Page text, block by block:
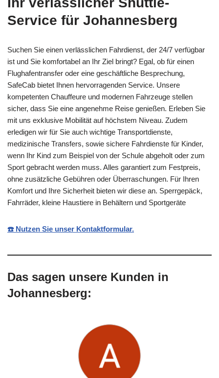
Service für Johannesberg
Suchen Sie einen verlässlichen Fahrdienst, der 24/7 verfügbar
ist und Sie komfortabel an Ihr Ziel bringt? Egal, ob für einen
Flughafentransfer oder eine geschäftliche Besprechung,
SafeCab bietet Ihnen hervorragenden Service. Unsere
kompetenten Chauffeure und modernen Fahrzeuge stellen
sicher, dass Sie eine angenehme Reise genießen. Erleben Sie
mit uns exklusive Mobilität auf höchstem Niveau. Zudem
erledigen wir für Sie auch wichtige Transportdienste,
medizinische Transfers, sowie sichere Fahrdienste für Kinder,
wenn Ihr Kind zum Beispiel von der Schule abgeholt oder zum
Sport gebracht werden muss. Alles garantiert zum Festpreis,
ohne zusätzliche Gebühren oder Überraschungen. Für Ihren
Komfort und Ihre Sicherheit bieten wir diese an. Sperrgepäck,
Fahrräder, kleine Haustiere in Behältern und Sportgeräte
☎️ Nutzen Sie unser Kontaktformular.
Das sagen unsere Kunden in
Johannesberg: